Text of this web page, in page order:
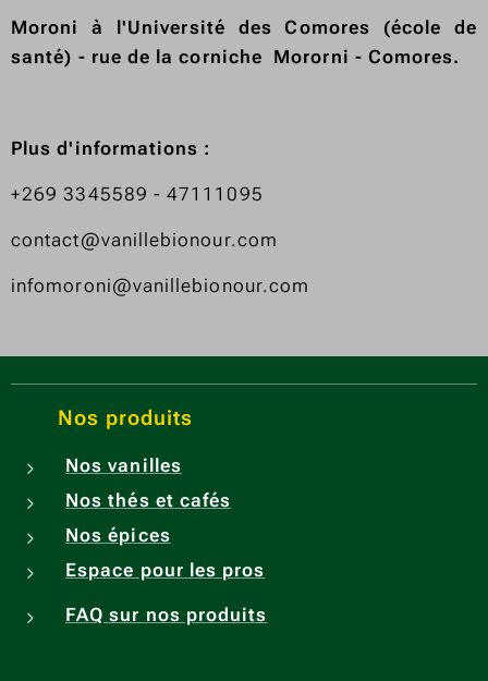
Moroni à l'Université des Comores (école de
santé) - rue de la corniche Mororni - Comores.
Plus d'informations :
+269 3345589 - 47111095
contact@vanillebionour.com
infomoroni@vanillebionour.com
Nos produits
Nos vanilles
Nos thés et cafés
Nos épices
Espace pour les pros
FAQ sur nos produits